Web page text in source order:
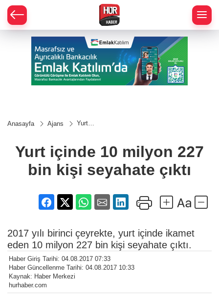
Anasayfa Ajans
Yurt
227 bin
kişi
çıktı
Yurt içinde 10 milyon 227
bin kişi seyahate çıktı
2017 yılı birinci çeyrekte, yurt içinde ikamet
eden 10 milyon 227 bin kişi seyahate çıktı.
Haber Giriş Tarihi: 04.08.2017 07:33
Haber Güncellenme Tarihi: 04.08.2017 10:33
Kaynak: Haber Merkezi
hurhaber.com